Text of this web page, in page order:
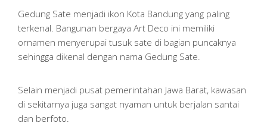
Gedung Sate menjadi ikon Kota Bandung yang paling
terkenal. Bangunan bergaya Art Deco ini memiliki
ornamen menyerupai tusuk sate di bagian puncaknya
sehingga dikenal dengan nama Gedung Sate.
Selain menjadi pusat pemerintahan Jawa Barat, kawasan
di sekitarnya juga sangat nyaman untuk berjalan santai
dan berfoto.